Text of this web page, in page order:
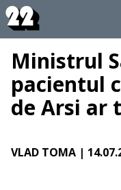
Ministrul
pacientul
de Arsi ar
VLAD TOMA |